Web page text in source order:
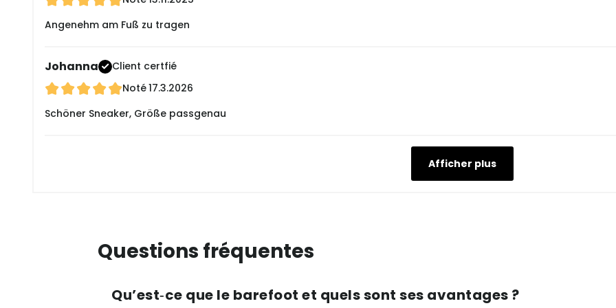
Angenehm am Fuß zu tragen
Johanna
Client certfié
Noté17.3.2026
Schöner Sneaker, Größe passgenau
Afficher plus
Questions fréquentes
Qu’est‑ce que le barefoot et quels sont ses avantages ?